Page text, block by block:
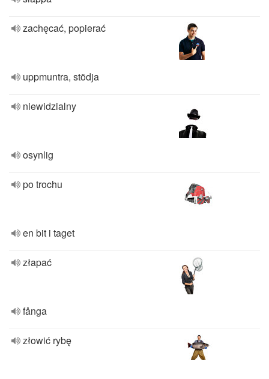
zachęcać, popierać
uppmuntra, stödja
niewidzialny
osynlig
po trochu
en bit i taget
złapać
fånga
złowić rybę